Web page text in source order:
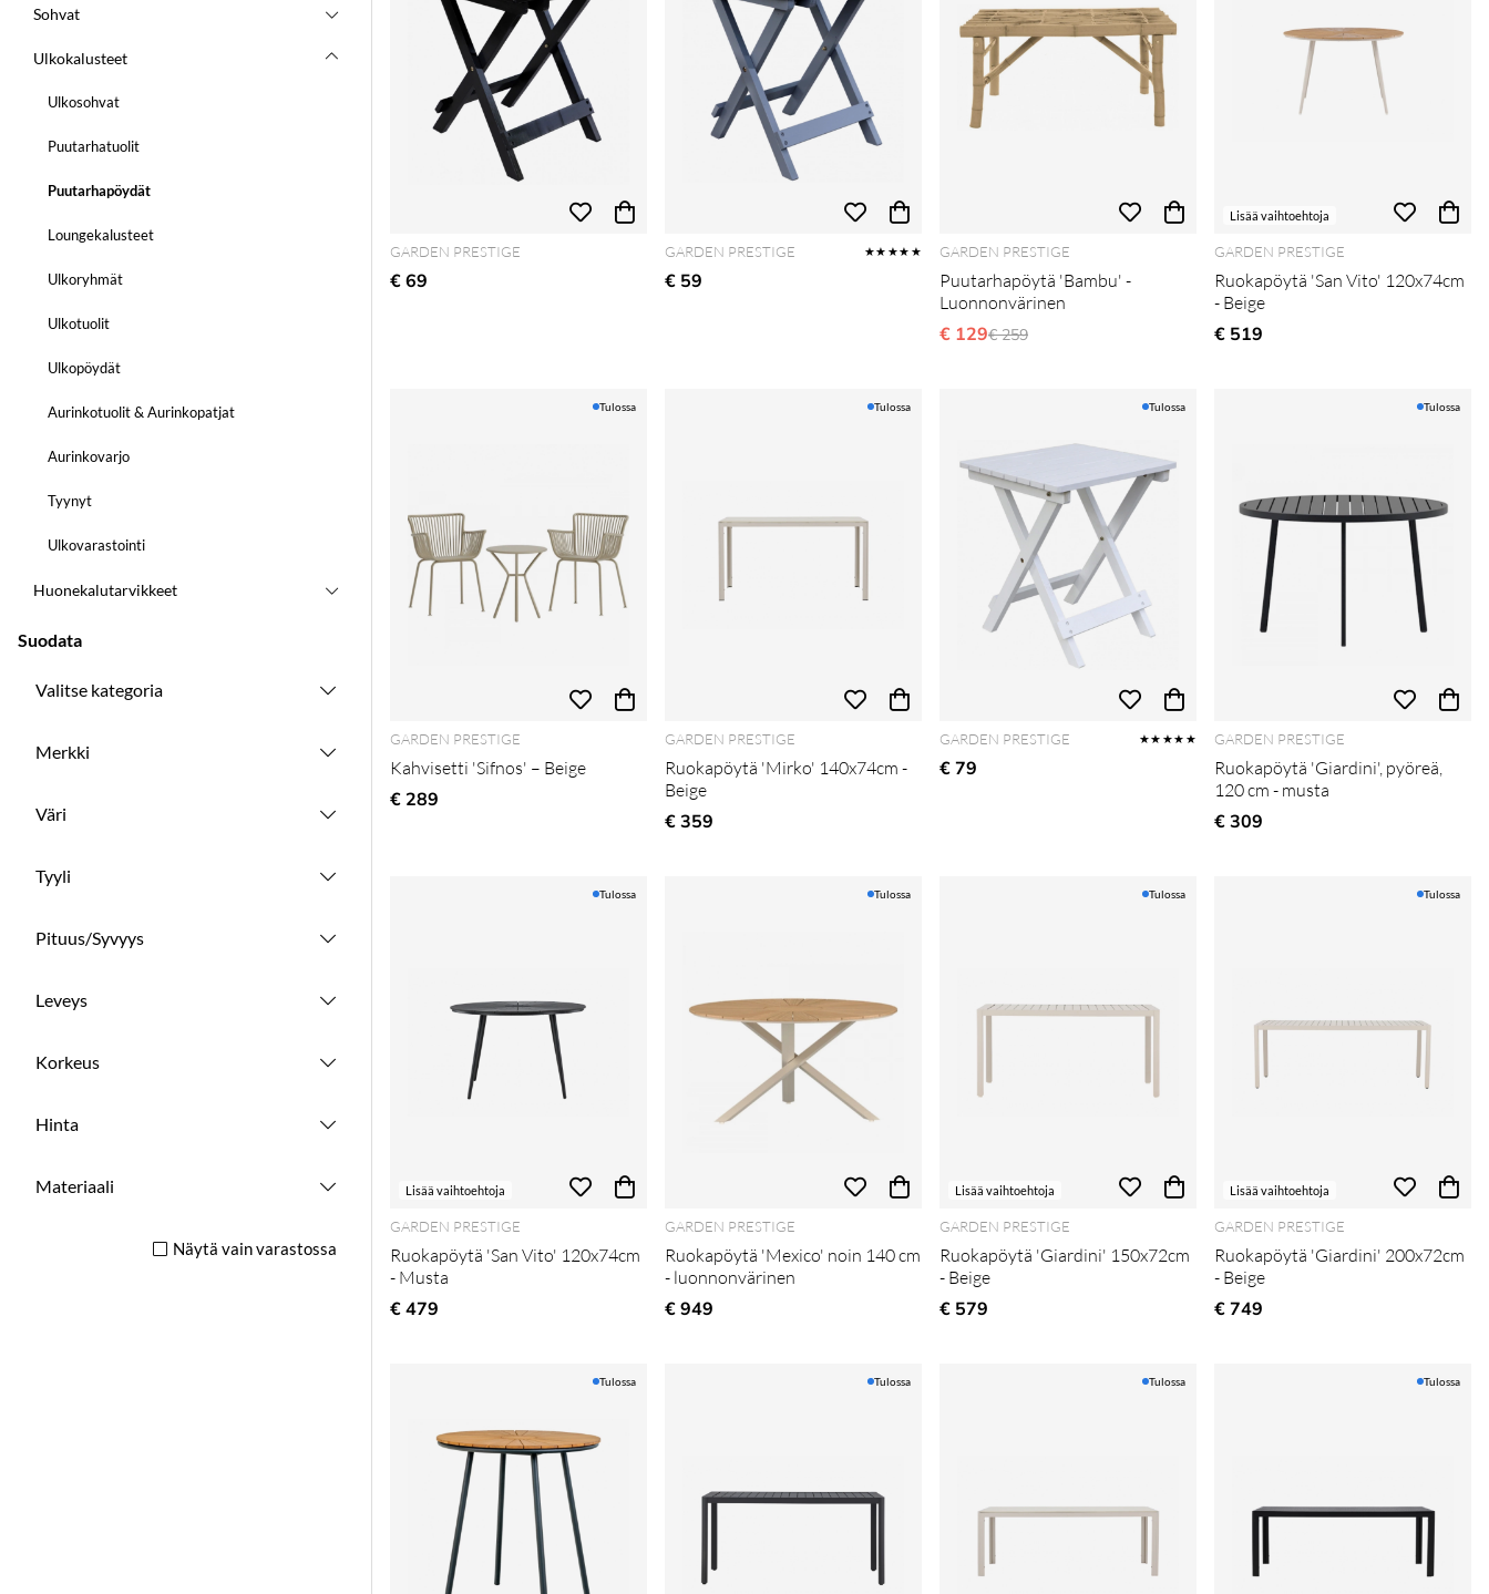
Sohvat
Ulkokalusteet
Ulkosohvat
Puutarhatuolit
Puutarhapöydät
Loungekalusteet
Ulkoryhmät
Ulkotuolit
Ulkopöydät
Aurinkotuolit & Aurinkopatjat
Aurinkovarjo
Tyynyt
Ulkovarastointi
Huonekalutarvikkeet
Suodata
Valitse kategoria
Merkki
Väri
Tyyli
Pituus/Syvyys
Leveys
Korkeus
Hinta
Materiaali
Näytä vain varastossa
GARDEN PRESTIGE
€ 69
GARDEN PRESTIGE ★★★★★
€ 59
GARDEN PRESTIGE
Puutarhapöytä 'Bambu' -
Luonnonvärinen
€ 129Normaali hinta
€ 259
Lisää vaihtoehtoja
GARDEN PRESTIGE
Ruokapöytä 'San Vito' 120x74cm
- Beige
€ 519
Tulossa
GARDEN PRESTIGE
Kahvisetti 'Sifnos' – Beige
€ 289
Tulossa
GARDEN PRESTIGE
Ruokapöytä 'Mirko' 140x74cm -
Beige
€ 359
Tulossa
GARDEN PRESTIGE ★★★★★
€ 79
Tulossa
GARDEN PRESTIGE
Ruokapöytä 'Giardini', pyöreä,
120 cm - musta
€ 309
Lisää vaihtoehtoja
Tulossa
GARDEN PRESTIGE
Ruokapöytä 'San Vito' 120x74cm
- Musta
€ 479
Tulossa
GARDEN PRESTIGE
Ruokapöytä 'Mexico' noin 140 cm
- luonnonvärinen
€ 949
Lisää vaihtoehtoja
Tulossa
GARDEN PRESTIGE
Ruokapöytä 'Giardini' 150x72cm
- Beige
€ 579
Lisää vaihtoehtoja
Tulossa
GARDEN PRESTIGE
Ruokapöytä 'Giardini' 200x72cm
- Beige
€ 749
Tulossa Tulossa Tulossa Tulossa